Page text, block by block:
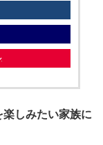
しみたい家族に